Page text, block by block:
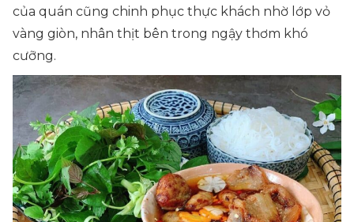
của quán cũng chinh phục thực khách nhờ lớp vỏ
vàng giòn, nhân thịt bên trong ngậy thơm khó
cưỡng.